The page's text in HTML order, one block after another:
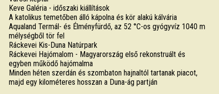
Keve Galéria - időszaki kiállítások
A katolikus temetőben álló kápolna és kör alakú kálvária
Aqualand Termál- és Élményfürdő, az 52 °C-os gyógyvíz 1040 m
mélységből tör fel
Ráckevei Kis-Duna Natúrpark
Ráckevei Hajómalom - Magyarország első rekonstruált és
egyben működő hajómalma
Minden héten szerdán és szombaton hajnaltól tartanak piacot,
majd egy kilométeres hosszan a Duna-ág partján